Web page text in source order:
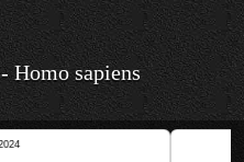
Homo sapiens